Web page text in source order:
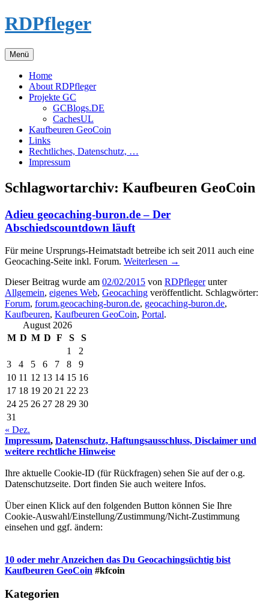
Zum
Inhalt
RDPfleger
Menü
Home
About RDPfleger
Projekte GC
GCBlogs.DE
CachesUL
Kaufbeuren GeoCoin
Links
Rechtliches, Datenschutz, …
Impressum
Schlagwortarchiv: Kaufbeuren GeoCoin
Adieu geocaching-buron.de – Der
Abschiedscountdown läuft
Für meine Ursprungs-Heimatstadt betreibe ich seit 2011 auch eine
Geocaching-Seite inkl. Forum. Weiterlesen →
Dieser Beitrag wurde am 02/02/2015 von RDPflegerunter
Allgemein, eigenes Web, Geocaching veröffentlicht. Schlagwörter:
Forum, forum.geocaching-buron.de, geocaching-buron.de,
Kaufbeuren, Kaufbeuren GeoCoin, Portal.
August 2026
M D M D F S
S
1
2
3
4 5 6 7 8
9
10 11 12 13 14 15 16
17 18 19 20 21 22 23
24 25 26 27 28 29 30
31
« Dez.
Impressum, Datenschutz, Haftungsausschluss, Disclaimer und
weitere rechtliche Hinweise
Ihre aktuelle Cookie-ID (für Rückfragen) sehen Sie auf der o.g.
Datenschutzseite. Dort finden Sie auch weitere Infos.
Über einen Klick auf den folgenden Button können Sie Ihre
Cookie-Auswahl/Einstellung/Zustimmung/Nicht-Zustimmung
einsehen und ggf. ändern:
10 oder mehr Anzeichen das Du Geocachingsüchtig bist
Kaufbeuren GeoCoin #kfcoin
Kategorien